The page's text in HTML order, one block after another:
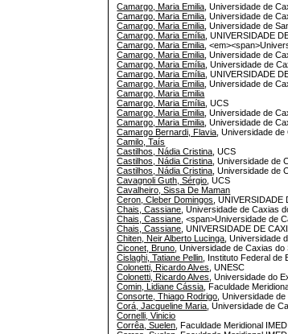
Camargo, Maria Emilia , Universidade de
Camargo, Maria Emilia , Universidade de
Camargo, Maria Emilia , Universidade de
Camargo, Maria Emília , UNIVERSIDADE
Camargo, Maria Emilia ,
Camargo, Maria Emilia , Universidade de
Camargo, Maria Emília , Universidade de
Camargo, Maria Emília , UNIVERSIDADE
Camargo, Maria Emilia , Universidade de
Camargo, Maria Emilia
Camargo, Maria Emília , UCS
Camargo, Maria Emilia , Universidade de
Camargo, Maria Emilia , Universidade de
Camargo Bernardi, Flavia , Universidade
Camilo, Taís
Castilhos, Nádia Cristina , UCS
Castilhos, Nádia Cristina , Universidade de
Castilhos, Nádia Cristina , Universidade de
Cavagnoli Guth, Sérgio , UCS
Cavalheiro, Sissa De Maman
Ceron, Cleber Domingos ,
Chais, Cassiane , Universidade de Caxias
Chais, Cassiane , <span>Universidade de
Chais, Cassiane , UNIVERSIDADE DE
Chiten, Neir Alberto Lucinga , Universidade
Ciconet, Bruno , Universidade de Caxias do
Cislaghi, Tatiane Pellin , Instituto Federal
Colonetti, Ricardo Alves , UNESC
Colonetti, Ricardo Alves , Universidade do
Comin, Lidiane Cássia , Faculdade
Consorte, Thiago Rodrigo , Universidade
Corá, Jacqueline Maria , Universidade de
Cornelli, Vinicio
Corrêa, Suelen , Faculdade Meridional IMED